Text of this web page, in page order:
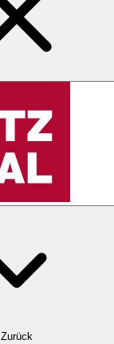
Zurück